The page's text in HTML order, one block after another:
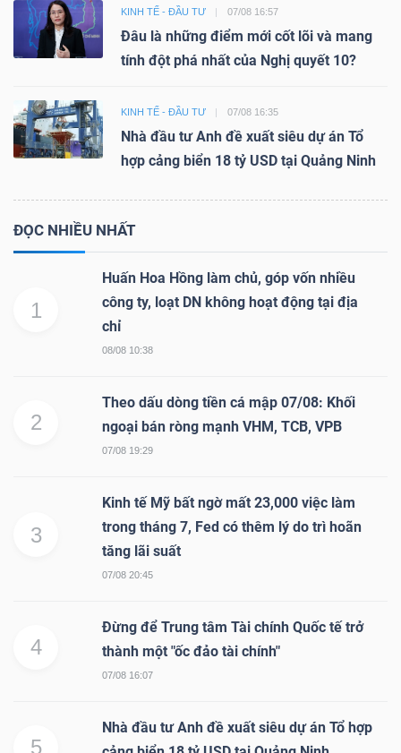
KINH TẾ - ĐẦU TƯ 07/08 16:57
Đâu là những điểm mới cốt lõi và mang
tính đột phá nhất của Nghị quyết 10?
KINH TẾ - ĐẦU TƯ 07/08 16:35
Nhà đầu tư Anh đề xuất siêu dự án Tổ
hợp cảng biển 18 tỷ USD tại Quảng Ninh
ĐỌC NHIỀU NHẤT
1
Huấn Hoa Hồng làm chủ, góp vốn nhiều
công ty, loạt DN không hoạt động tại địa
chỉ
08/08 10:38
2
Theo dấu dòng tiền cá mập 07/08: Khối
ngoại bán ròng mạnh VHM, TCB, VPB
07/08 19:29
3
Kinh tế Mỹ bất ngờ mất 23,000 việc làm
trong tháng 7, Fed có thêm lý do trì hoãn
tăng lãi suất
07/08 20:45
4
Đừng để Trung tâm Tài chính Quốc tế trở
thành một "ốc đảo tài chính"
07/08 16:07
5
Nhà đầu tư Anh đề xuất siêu dự án Tổ hợp